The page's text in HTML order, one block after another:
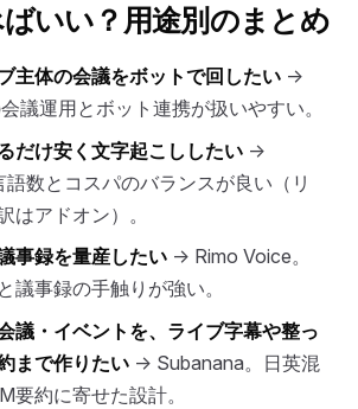
いい？用途別のまとめ
主体の会議をボットで回したい →
議運用とボット連携が扱いやすい。
だけ安く文字起こししたい →
数とコスパのバランスが良い（リ
はアドオン）。
事録を量産したい → Rimo Voice。
議事録の手触りが強い。
議・イベントを、ライブ字幕や整っ
まで作りたい → Subanana。日英混
要約に寄せた設計。